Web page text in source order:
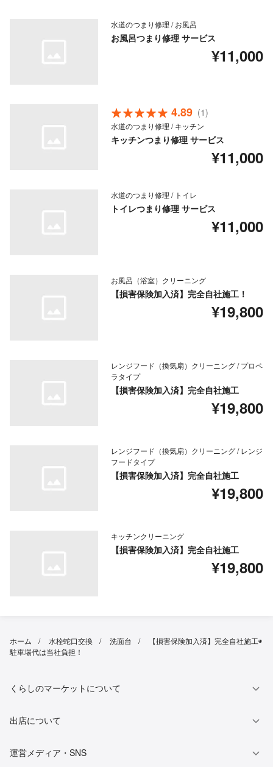
水道のつまり修理 / お風呂
お風呂つまり修理 サービス
¥11,000
4.89 (1)
水道のつまり修理 / キッチン
キッチンつまり修理 サービス
¥11,000
水道のつまり修理 / トイレ
トイレつまり修理 サービス
¥11,000
お風呂（浴室）クリーニング
【損害保険加入済】完全自社施工！
¥19,800
レンジフード（換気扇）クリーニング / プロペ
ラタイプ
【損害保険加入済】完全自社施工
¥19,800
レンジフード（換気扇）クリーニング / レンジ
フードタイプ
【損害保険加入済】完全自社施工
¥19,800
キッチンクリーニング
【損害保険加入済】完全自社施工
¥19,800
ホーム 水栓蛇口交換 洗面台
【損害保険加入済】完全自社施工◉
駐車場代は当社負担！
くらしのマーケットについて
出店について
運営メディア・SNS